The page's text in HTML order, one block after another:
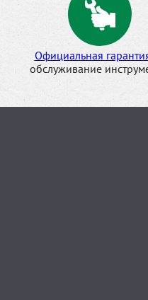
Официальная
обслуживание